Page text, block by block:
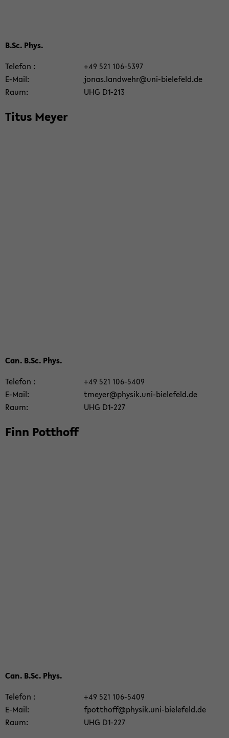
B.Sc. Phys.
Te­le­fon
+49 521 106-​5397
E-​Mail
jonas.land­wehr@uni-​bielefeld.de
Raum
UHG D1-​213
Titus Meyer
Can. B.Sc. Phys.
Te­le­fon
+49 521 106-​5409
E-​Mail
tmey­er@phy­sik.uni-​bielefeld.de
Raum
UHG D1-​227
Finn Pott­hoff
Can. B.Sc. Phys.
Te­le­fon
+49 521 106-​5409
E-​Mail
fpott­hoff@phy­sik.uni-​bielefeld.de
Raum
UHG D1-​227